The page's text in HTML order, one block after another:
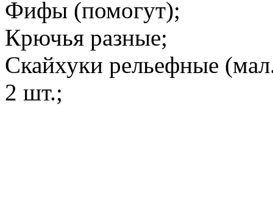
Фифы (помогут);
Крючья разные;
Скайхуки рельефные
2 шт.;